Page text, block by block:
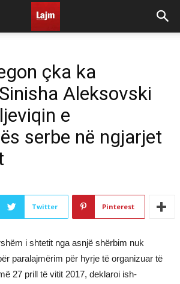
çka ka
Aleksovski
e
serbe në ngjarjet
Twitter Pinterest
i shtetit nga asnjë shërbim nuk
paralajmërim për hyrje të organizuar të
27 prill të vitit 2017, deklaroi ish-